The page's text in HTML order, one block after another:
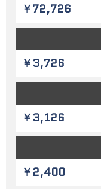
￥72,726
￥3,726
￥3,126
￥2,400